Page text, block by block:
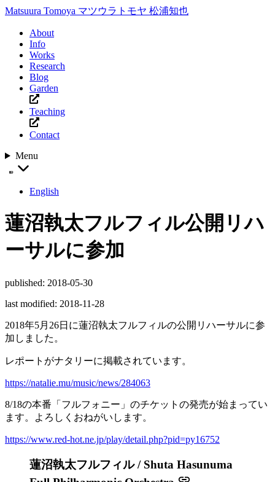
Matsuura Tomoya マツウラトモヤ 松浦知也
About
Info
Works
Research
Blog
Garden
Teaching
Contact
Menu
English
蓮沼執太フルフィル公開リハ
ーサルに参加
published: 2018-05-30
last modified: 2018-11-28
2018年5月26日に蓮沼執太フルフィルの公開リハーサルに参
加しました。
レポートがナタリーに掲載されています。
https://natalie.mu/music/news/284063
8/18の本番「フルフォニー」のチケットの発売が始まってい
ます。よろしくおねがいします。
https://www.red-hot.ne.jp/play/detail.php?pid=py16752
蓮沼執太フルフィル / Shuta Hasunuma